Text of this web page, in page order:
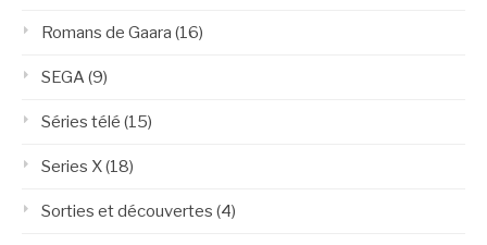
Romans de Gaara (16)
SEGA(9)
Séries télé (15)
Series X(18)
Sorties et découvertes (4)